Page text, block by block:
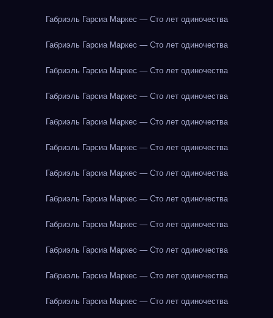
Габриэль Гарсиа Маркес — Сто лет одиночества
Габриэль Гарсиа Маркес — Сто лет одиночества
Габриэль Гарсиа Маркес — Сто лет одиночества
Габриэль Гарсиа Маркес — Сто лет одиночества
Габриэль Гарсиа Маркес — Сто лет одиночества
Габриэль Гарсиа Маркес — Сто лет одиночества
Габриэль Гарсиа Маркес — Сто лет одиночества
Габриэль Гарсиа Маркес — Сто лет одиночества
Габриэль Гарсиа Маркес — Сто лет одиночества
Габриэль Гарсиа Маркес — Сто лет одиночества
Габриэль Гарсиа Маркес — Сто лет одиночества
Габриэль Гарсиа Маркес — Сто лет одиночества